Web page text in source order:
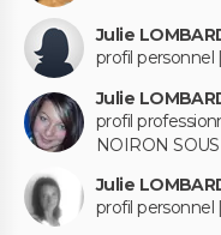
Julie
profil
Julie
profil
NOIRON
Julie
profil personnel